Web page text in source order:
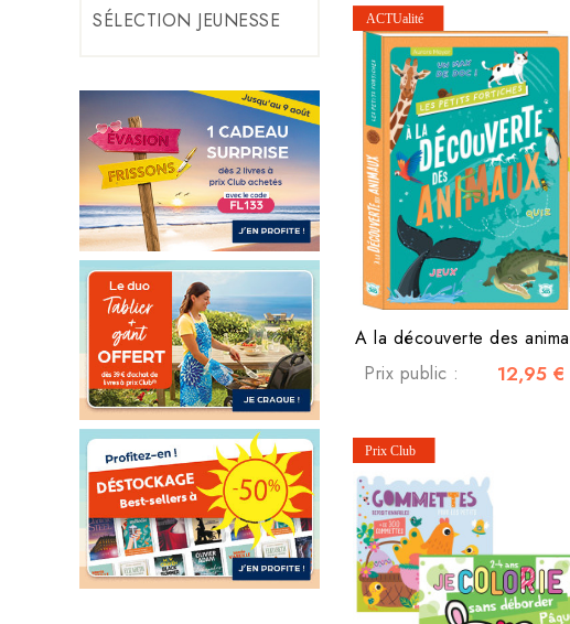
SÉLECTION JEUNESSE
A la découverte des
Prix public :
12,95 €